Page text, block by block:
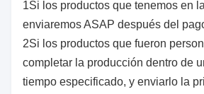
de las
categorías
M1 y M2.
categorías
M1 y M2.
Los
1Si los productos que tenemos en
enviaremos ASAP después del
2Si los productos que fueron
completar la producción dentro de
tiempo especificado, y enviarlo la